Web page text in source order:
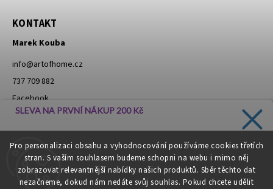
Pro personalizaci obsahu a vyhodnocování používáme cookies třetích
stran. S vaším souhlasem budeme schopni na webu i mimo něj
zobrazovat relevantnější nabídky našich produktů. Sběr těchto dat
nezačneme, dokud nám nedáte svůj souhlas. Pokud chcete udělit
KONTAKT
Marek Kouba
info@artofhome.cz
737 709 882
Facebook
Instagram
Moje objednávka - odstoupení od smlouvy
SLEVA NA PRVNÍ NÁKUP 200 Kč
slevách přímo do vaší schránky!